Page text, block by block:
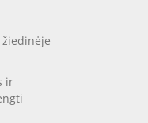
ir